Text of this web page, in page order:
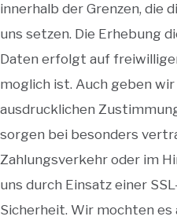
innerhalb der Grenzen, die
uns setzen. Die Erhebung
Daten erfolgt auf
moglich ist. Auch geben
ausdrucklichen
sorgen bei besonders
Zahlungsverkehr oder im
uns durch Einsatz einer
Sicherheit. Wir mochten